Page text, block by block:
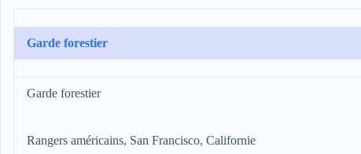
Garde forestier
Garde forestier
Rangers américains, San Francisco, Californie